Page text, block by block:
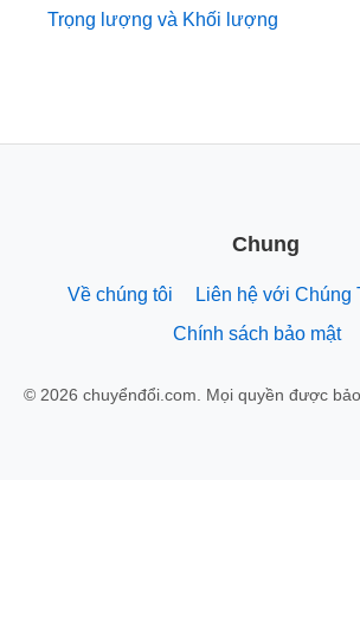
Trọng lượng và Khối lượng
Chung
Về chúng tôi Liên hệ với Chúng
Chính sách bảo mật
© 2026 chuyểnđổi.com. Mọi quyền được bảo